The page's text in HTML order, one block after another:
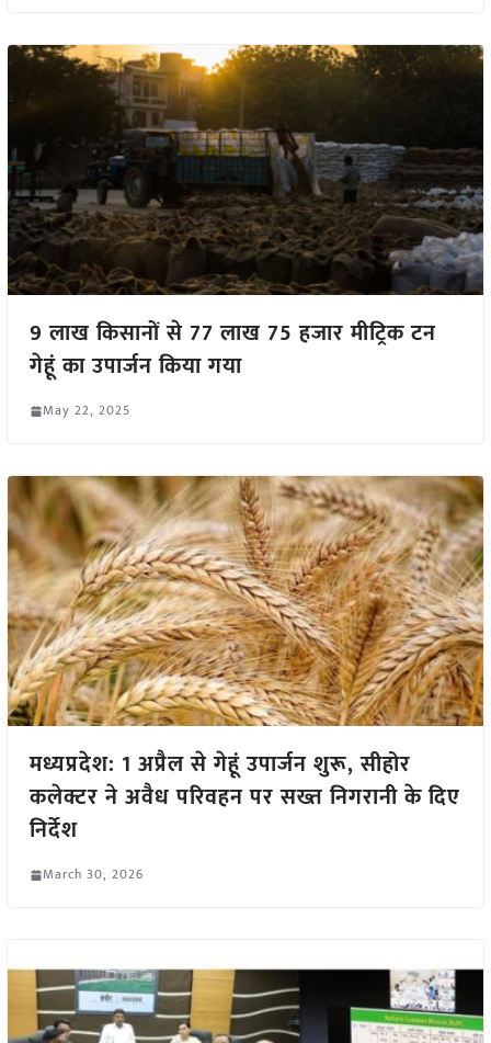
9 लाख किसानों से 77 लाख 75 हजार मीट्रिक टन
गेहूं का उपार्जन किया गया
May 22, 2025
मध्यप्रदेश: 1 अप्रैल से गेहूं उपार्जन शुरू, सीहोर
कलेक्टर ने अवैध परिवहन पर सख्त निगरानी के दिए
निर्देश
March 30, 2026